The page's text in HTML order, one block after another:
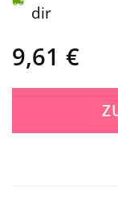
9,61 €
dir